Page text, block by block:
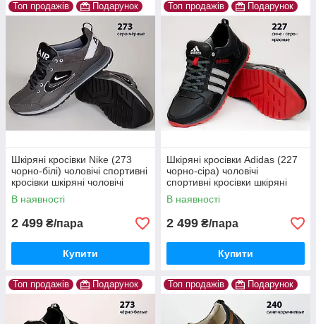
Топ продажів Подарунок
Шкіряні кросівки Nike (273
чорно-білі) чоловічі спортивні
кросівки шкіряні чоловічі
В наявності
2 499 ₴/пара
Купити
Топ продажів Подарунок
Шкіряні кросівки Adidas (227
чорно-сіра) чоловічі
спортивні кросівки шкіряні
чоловічі
В наявності
2 499 ₴/пара
Купити
Топ продажів Подарунок Топ продажів Подарунок